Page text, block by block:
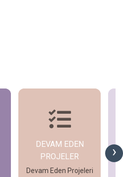
›
DEVAM EDEN
PROJELER
Devam Eden Projeleri